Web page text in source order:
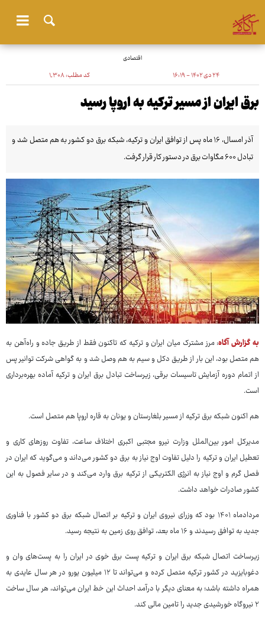
اقتصادی
۲۴ دی ۱۴۰۲ - ۱۶:۱۹ کد مطلب:۱٬۳۰۸
برق ایران‌ از مسیر ترکیه به اروپا رسید
آذر امسال، ۱۶ ماه پس از توافق ایران و ترکیه، شبکه برق دو کشور به هم متصل شد و
تبادل ۶۰۰ مگاوات برق در دستور کار قرار گرفت.
به گزارش آگاه: مرز مشترک میان ایران و ترکیه که تاکنون فقط از طریق جاده و راه‌آهن به
هم متصل بود، این بار از طریق دکل‌ و سیم به هم وصل شد و به گواهی شرکت توانیر پس
از اتمام دوره آزمایش تاسیسات برقی، زیرساخت تبادل برق ایران و ترکیه آماده بهره‌برداری
است.
هم اکنون شبکه برق ترکیه از مسیر بلغارستان و یونان به قاره اروپا هم متصل است.
مدیرکل امور بین‌الملل وزارت نیرو مجتبی اکبری اختلاف ساعت، تفاوت روزهای کاری و
تعطیل ایران و ترکیه را دلیل تفاوت اوج نیاز به برق دو کشور می‌داند و می‌گوید که ایران در
فصل گرم و اوج نیاز به انرژی الکتریکی از ترکیه برق وارد می‌کند و در سایر فصول به این
کشور صادرات خواهد داشت.
مردادماه ۱۴۰۱ بود که وزرای نیروی ایران و ترکیه بر اتصال شبکه برق دو کشور با فناوری
جدید به توافق رسیدند و ۱۶ ماه بعد، توافق روی زمین به نتیجه رسید.
زیرساخت اتصال شبکه برق ایران و ترکیه پست برق خوی در ایران را به پست‌های وان و
دغوبایزید در کشور ترکیه متصل کرده و می‌تواند تا ۱۲ میلیون یورو در هر سال عایدی به
همراه داشته باشد؛ به معنای دیگر با درآمد احداث این خط ایران می‌تواند، هر سال ساخت
۲ نیروگاه خورشیدی جدید را تامین مالی کند.